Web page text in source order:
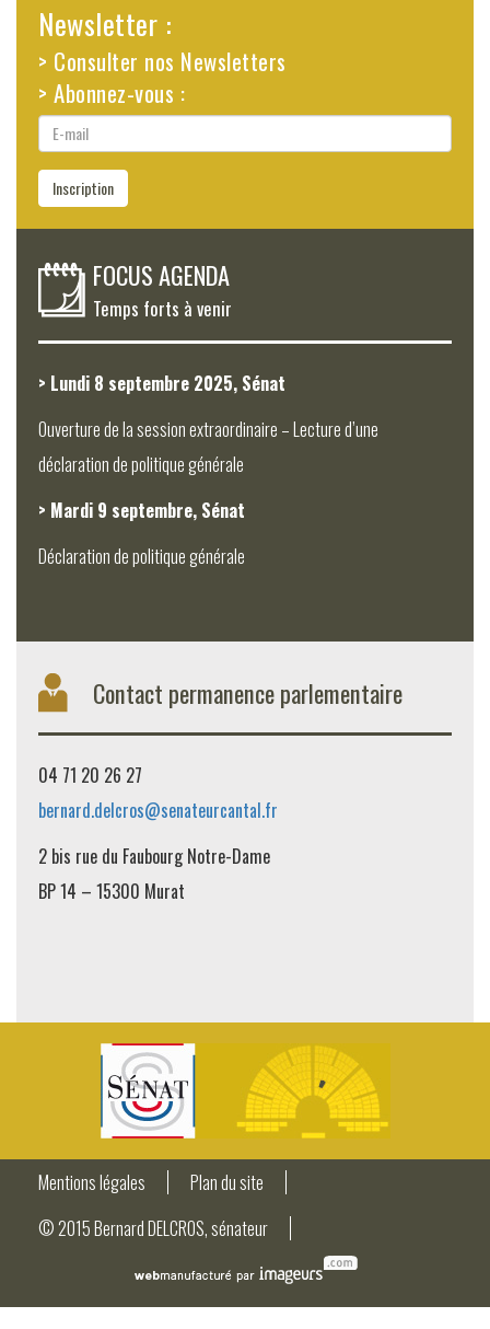
Newsletter :
> Consulter nos Newsletters
> Abonnez-vous :
E-
mail
Inscription
FOCUS AGENDA
Temps forts à venir
> Lundi 8 septembre 2025, Sénat
Ouverture de la session extraordinaire – Lecture d’une
déclaration de politique générale
> Mardi 9 septembre, Sénat
Déclaration de politique générale
Contact permanence parlementaire
04 71 20 26 27
bernard.delcros@senateurcantal.fr
2 bis rue du Faubourg Notre-Dame
BP 14 – 15300 Murat
Mentions légales
Plan du site
© 2015 Bernard DELCROS, sénateur